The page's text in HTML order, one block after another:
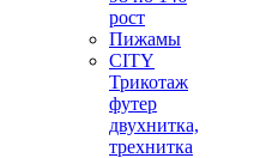
рост
Пижамы
CITY
Трикотаж
футер
двухнитка,
трехнитка